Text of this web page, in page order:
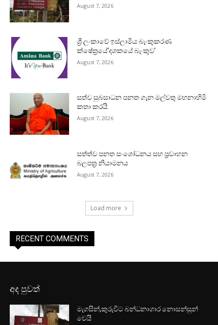
August 7, 2026
ශ්‍රී ලංකාවේ ඉස්ලාමීය බැංකුකරණ
ක්ෂේත්‍රයේ‘දශකයේ බැංකුව’
August 7, 2026
සත්ව සුබසාධන පනත ගැන මල්වතු මහනාහිමි
කතා කරයි.
August 7, 2026
සත්ත්ව පනත සංශෝධනය සහ ප්‍රවාහන
බලපත්‍ර නියාමනය
August 7, 2026
Load more
RECENT COMMENTS
අද පුවත්
මැගසින්,කුරුවිට බන්ධනාගාර නොසන්සුන්
වෙයි